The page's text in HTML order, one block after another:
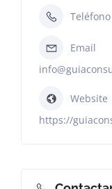
Teléfono
Email
Website
https://